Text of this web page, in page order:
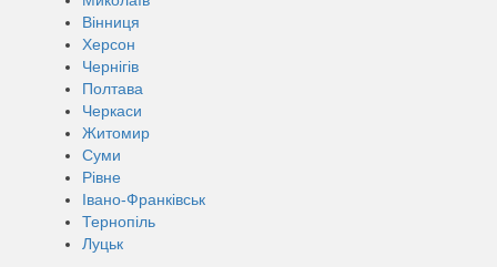
Вінниця
Херсон
Чернігів
Полтава
Черкаси
Житомир
Суми
Рівне
Івано-Франківськ
Тернопіль
Луцьк